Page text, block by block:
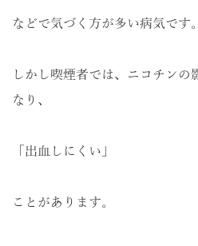
などで気づく方が多い病気です。
しかし喫煙者では、ニコチンの
なり、
「出血しにくい」
ことがあります。